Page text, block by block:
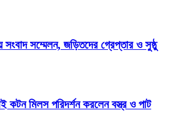
সংবাদ সম্মেলন, জড়িতদের গ্রেপ্তার ও সুষ্ঠু
কটন মিলস পরিদর্শন করলেন বস্ত্র ও পাট